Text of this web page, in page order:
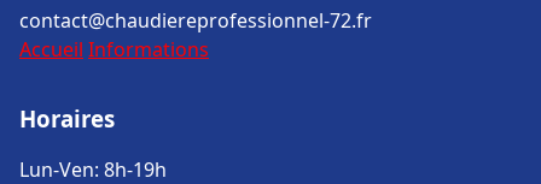
contact@chaudiereprofessionnel-72.fr
Accueil Informations
Horaires
Lun-Ven: 8h-19h